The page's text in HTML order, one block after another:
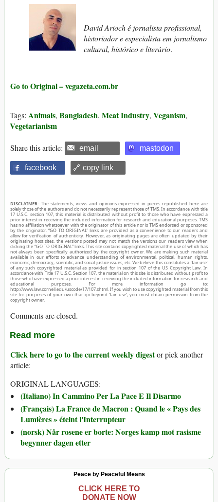
David Arioch é jornalista profissional,
historiador e especialista em jornalismo
cultural, histórico e literário.
Go to Original – vegazeta.com.br
Tags: Animals, Bangladesh, Meat Industry, Veganism,
Vegetarianism
Share this article: email mastodon
facebook 🔗 copy link
DISCLAIMER: The statements, views and opinions expressed in pieces republished here are
solely those of the authors and do not necessarily represent those of TMS. In accordance with title
17 U.S.C. section 107, this material is distributed without profit to those who have expressed a
prior interest in receiving the included information for research and educational purposes. TMS
has no affiliation whatsoever with the originator of this article nor is TMS endorsed or sponsored
by the originator. “GO TO ORIGINAL” links are provided as a convenience to our readers and
allow for verification of authenticity. However, as originating pages are often updated by their
originating host sites, the versions posted may not match the versions our readers view when
clicking the “GO TO ORIGINAL” links. This site contains copyrighted material the use of which has
not always been specifically authorized by the copyright owner. We are making such material
available in our efforts to advance understanding of environmental, political, human rights,
economic, democracy, scientific, and social justice issues, etc. We believe this constitutes a ‘fair use’
of any such copyrighted material as provided for in section 107 of the US Copyright Law. In
accordance with Title 17 U.S.C. Section 107, the material on this site is distributed without profit to
those who have expressed a prior interest in receiving the included information for research and
educational purposes. For more information go to:
http://www.law.cornell.edu/uscode/17/107.shtml. If you wish to use copyrighted material from this
site for purposes of your own that go beyond ‘fair use’, you must obtain permission from the
copyright owner.
Comments are closed.
Read more
Click here to go to the current weekly digestor pick another
article:
ORIGINAL LANGUAGES:
(Italiano) In Cammino Per La Pace E Il Disarmo
(Français) La France de Macron : Quand le « Pays des
Lumières » éteint l'Interrupteur
(norsk) Når rosene er borte: Norges kamp mot rasisme
begynner dagen etter
Peace by Peaceful Means
CLICK HERE TO
DONATE NOW